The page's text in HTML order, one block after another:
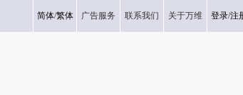
简体/繁体 广告服务 联系我们 关于万维 登录/注